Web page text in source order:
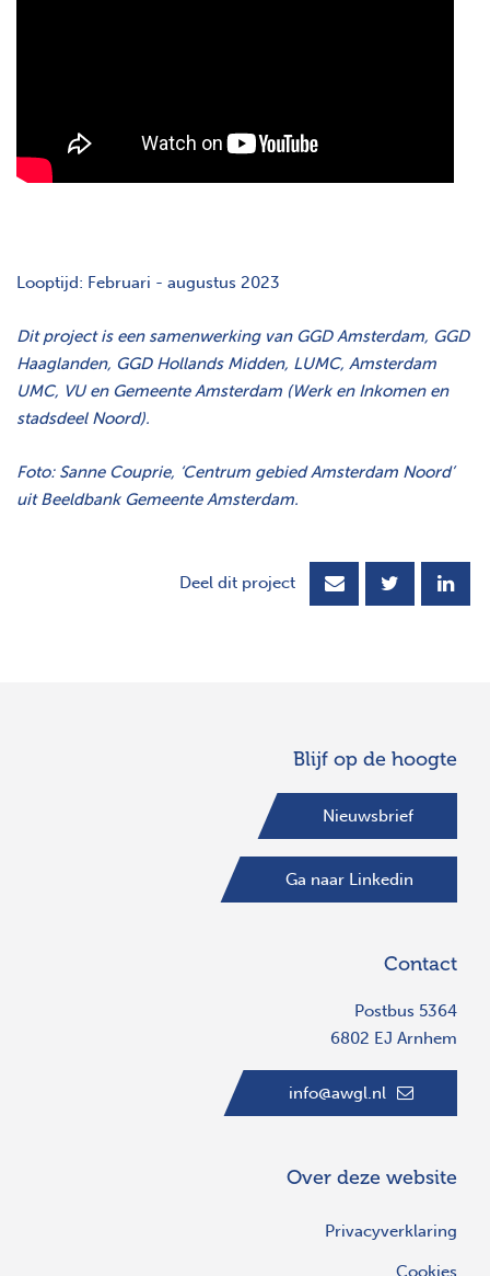
Looptijd: Februari - augustus 2023
Dit project is een samenwerking van GGD Amsterdam, GGD
Haaglanden, GGD Hollands Midden, LUMC, Amsterdam
UMC, VU en Gemeente Amsterdam (Werk en Inkomen en
stadsdeel Noord).
Foto: Sanne Couprie, ‘Centrum gebied Amsterdam Noord’
uit Beeldbank Gemeente Amsterdam.
Deel dit project
Blijf op de hoogte
Nieuwsbrief
Ga naar Linkedin
Contact
Postbus 5364
6802 EJ Arnhem
info@awgl.nl
Over deze website
Privacyverklaring
Cookies